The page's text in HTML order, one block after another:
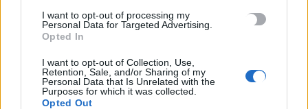
I want to opt-out of processing my
Personal Data for Targeted Advertising.
Opted In
I want to opt-out of Collection, Use,
Retention, Sale, and/or Sharing of my
Personal Data that Is Unrelated with the
Purposes for which it was collected.
Opted Out
γαϊδουράκια της μετά τις πυρκαγιές
8 Αυγούστου, 2026
Στις 19 Αυγούστου η γενική συνέλευση του συλλόγου
κρεοπωλών Χανίων
8 Αυγούστου, 2026